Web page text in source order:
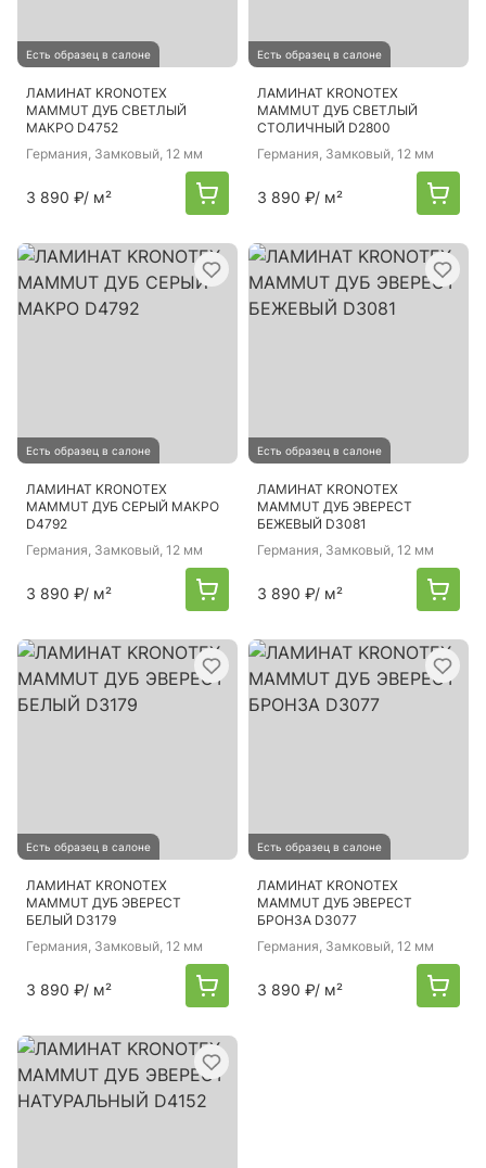
Есть образец в салоне
ЛАМИНАТ KRONOTEX
MAMMUT ДУБ СВЕТЛЫЙ
МАКРО D4752
Германия, Замковый, 12 мм
3 890 ₽/ м²
Есть образец в салоне
ЛАМИНАТ KRONOTEX
MAMMUT ДУБ СВЕТЛЫЙ
СТОЛИЧНЫЙ D2800
Германия, Замковый, 12 мм
3 890 ₽/ м²
Есть образец в салоне
ЛАМИНАТ KRONOTEX
MAMMUT ДУБ СЕРЫЙ МАКРО
D4792
Германия, Замковый, 12 мм
3 890 ₽/ м²
Есть образец в салоне
ЛАМИНАТ KRONOTEX
MAMMUT ДУБ ЭВЕРЕСТ
БЕЖЕВЫЙ D3081
Германия, Замковый, 12 мм
3 890 ₽/ м²
Есть образец в салоне
ЛАМИНАТ KRONOTEX
MAMMUT ДУБ ЭВЕРЕСТ
БЕЛЫЙ D3179
Германия, Замковый, 12 мм
3 890 ₽/ м²
Есть образец в салоне
ЛАМИНАТ KRONOTEX
MAMMUT ДУБ ЭВЕРЕСТ
БРОНЗА D3077
Германия, Замковый, 12 мм
3 890 ₽/ м²